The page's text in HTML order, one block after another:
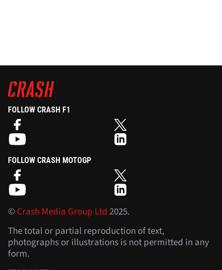
FOLLOW CRASH F1
FOLLOW CRASH MOTOGP
©Crash Media Group Ltd 2025.
The total or partial reproduction of text,
photographs or illustrations is not permitted in any
form.